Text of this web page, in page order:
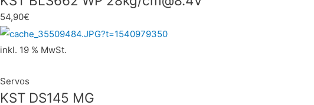
54,90€
inkl. 19 % MwSt.
Servos
KST DS145 MG